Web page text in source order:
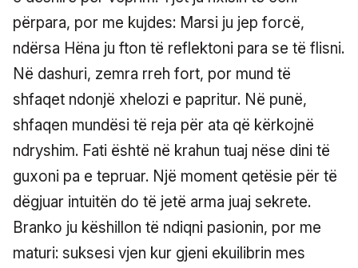
përpara, por me kujdes: Marsi ju jep forcë,
ndërsa Hëna ju fton të reflektoni para se të flisni.
Në dashuri, zemra rreh fort, por mund të
shfaqet ndonjë xhelozi e papritur. Në punë,
shfaqen mundësi të reja për ata që kërkojnë
ndryshim. Fati është në krahun tuaj nëse dini të
guxoni pa e tepruar. Një moment qetësie për të
dëgjuar intuitën do të jetë arma juaj sekrete.
Branko ju këshillon të ndiqni pasionin, por me
maturi: suksesi vjen kur gjeni ekuilibrin mes